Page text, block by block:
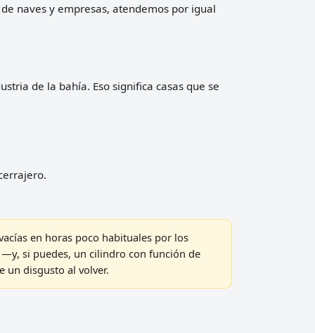
naves y empresas, atendemos por igual
de la bahía. Eso significa casas que se
en horas poco habituales por los
—y, si puedes, un cilindro con función de
un disgusto al volver.